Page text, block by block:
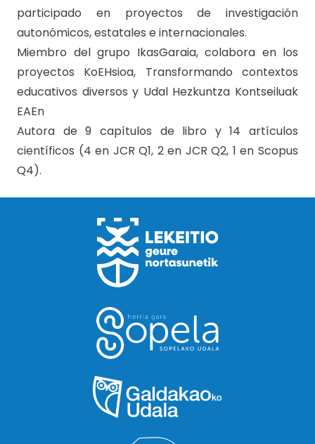
participado en proyectos de investigación
autonómicos, estatales e internacionales.
Miembro del grupo IkasGaraia, colabora en los
proyectos KoEHsioa, Transformando contextos
educativos diversos y Udal Hezkuntza Kontseiluak
EAEn
Autora de 9 capítulos de libro y 14 artículos
científicos (4 en JCR Q1, 2 en JCR Q2, 1 en Scopus
Q4).